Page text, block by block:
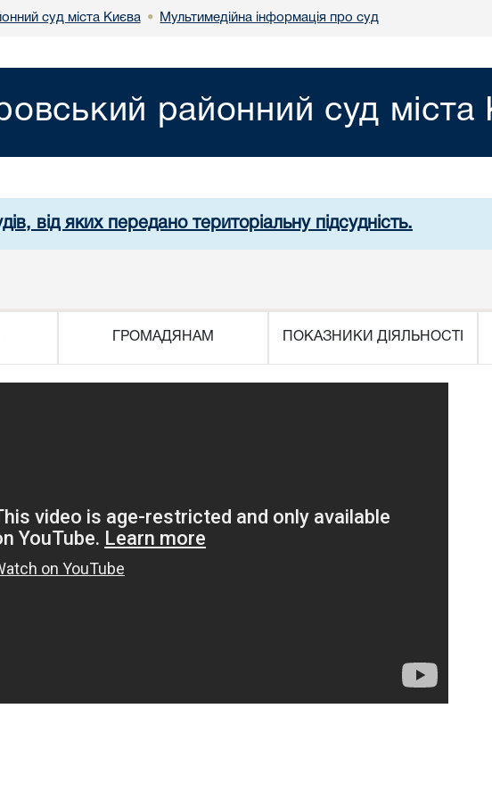
суд міста Києва • Мультимедійна інформація про суд
районний суд міста
від яких передано територіальну підсудність.
ГРОМАДЯНАМ ПОКАЗНИКИ ДІЯЛЬНОСТІ